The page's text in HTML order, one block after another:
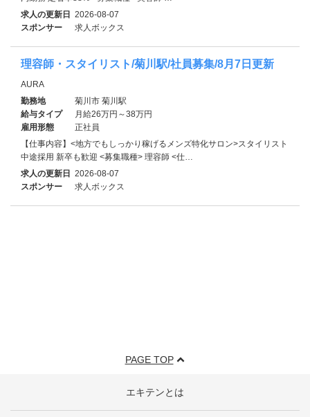
求人の更新日 2026-08-07
スポンサー
求人ボックス
理容師・スタイリスト/菊川駅/社員募集/8月7日更新
AURA
勤務地
菊川市 菊川駅
給与タイプ
月給26万円～38万円
雇用形態
正社員
【仕事内容】<地方でもしっかり稼げるメンズ特化サロン>スタイリスト
中途採用 新卒も歓迎 <募集職種> 理容師 <仕…
求人の更新日 2026-08-07
スポンサー
求人ボックス
PAGE TOP
エキテンとは